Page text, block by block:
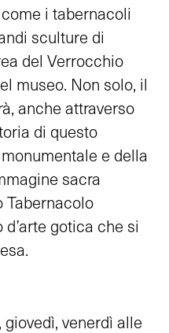
i tabernacoli
sculture di
del Verrocchio
museo. Non solo, il
anche attraverso
di questo
e della
sacra
Tabernacolo
gotica che si
venerdì alle